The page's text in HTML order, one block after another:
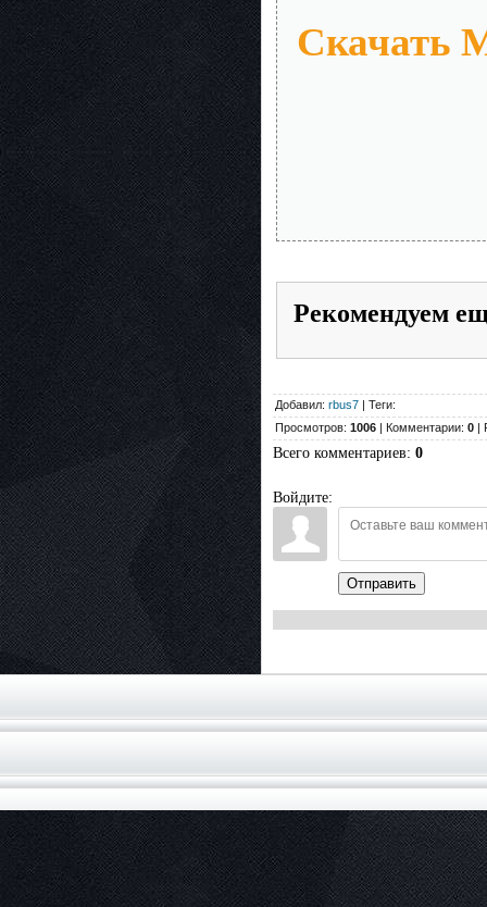
Скачать
Рекомендуем
Добавил: rbus7 | Теги:
Просмотров: 1006 | Комментарии: 0 |
Всего комментариев: 0
Войдите:
Отправить